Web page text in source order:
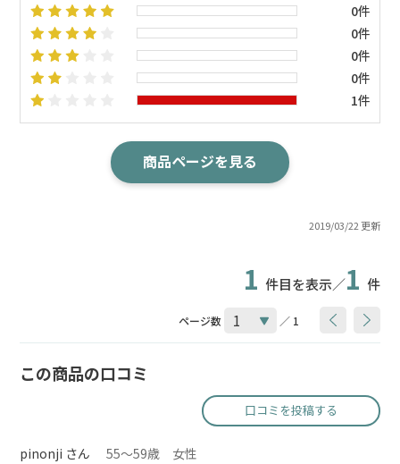
2019/03/22 更新
0件
0件
0件
0件
1件
商品ページを見る
1 件目を表示／1 件
ページ数 ／ 1
この商品の口コミ
口コミを投稿する
pinonji さん 55～59歳 女性